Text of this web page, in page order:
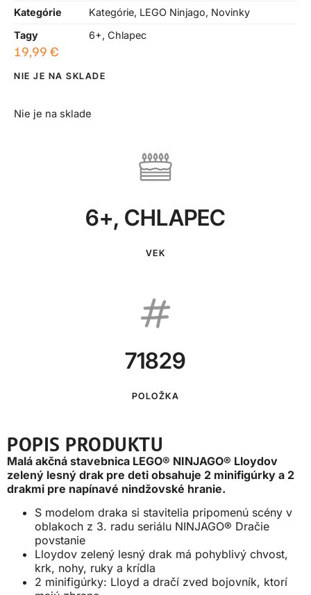
Kategórie
Kategórie, LEGO Ninjago, Novinky
Tagy
6+, Chlapec
19,99 €
NIE JE NA SKLADE
Nie je na sklade
6+, CHLAPEC
VEK
71829
POLOŽKA
POPIS PRODUKTU
Malá akčná stavebnica LEGO® NINJAGO® Lloydov
zelený lesný drak pre deti obsahuje 2 minifigúrky a 2
drakmi pre napínavé nindžovské hranie.
S modelom draka si stavitelia pripomenú scény v
oblakoch z 3. radu seriálu NINJAGO® Dračie
povstanie
Lloydov zelený lesný drak má pohyblivý chvost,
krk, nohy, ruky a krídla
2 minifigúrky: Lloyd a dračí zved bojovník, ktorí